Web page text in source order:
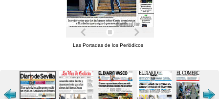
Las Portadas de los Periódicos